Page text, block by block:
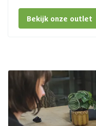
Bekijk onze outlet